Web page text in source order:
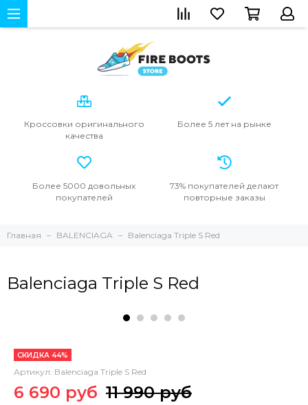
Кроссовки оригинального
качества
Более 5 летна рынке
Более 5000 довольных
покупателей
73% покупателей делают
повторные заказы
Главная BALENCIAGA Balenciaga Triple S Red
Balenciaga Triple S Red
СКИДКА 44%
Артикул: Balenciaga Triple S Red
6 690 руб 11 990 руб